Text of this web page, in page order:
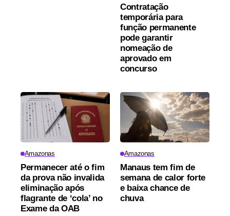
Contratação
temporária para
função permanente
pode garantir
nomeação de
aprovado em
concurso
Amazonas
Permanecer até o fim
da prova não invalida
eliminação após
flagrante de ‘cola’ no
Exame da OAB
Amazonas
Manaus tem fim de
semana de calor forte
e baixa chance de
chuva